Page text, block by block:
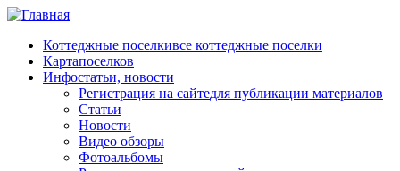
Перейти к основному содержанию
Коттеджные поселкивсе коттеджные поселки
Картапоселков
Инфостатьи, новости
Регистрация на сайтедля публикации материалов
Статьи
Новости
Видео обзоры
Фотоальбомы